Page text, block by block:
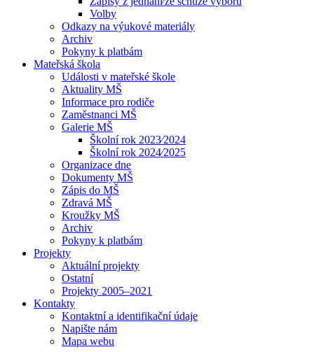
Volby
Odkazy na výukové materiály
Archiv
Pokyny k platbám
Mateřská škola
Události v mateřské škole
Aktuality MŠ
Informace pro rodiče
Zaměstnanci MŠ
Galerie MŠ
Školní rok 2023⁄2024
Školní rok 2024⁄2025
Organizace dne
Dokumenty MŠ
Zápis do MŠ
Zdravá MŠ
Kroužky MŠ
Archiv
Pokyny k platbám
Projekty
Aktuální projekty
Ostatní
Projekty 2005–2021
Kontakty
Kontaktní a identifikační údaje
Napište nám
Mapa webu